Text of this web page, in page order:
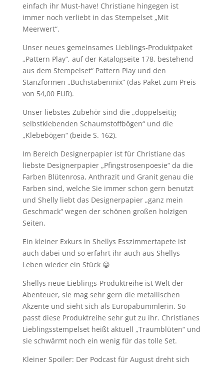
einfach ihr Must-have! Christiane hingegen ist
immer noch verliebt in das Stempelset „Mit
Meerwert“.
Unser neues gemeinsames Lieblings-Produktpaket
„Pattern Play“, auf der Katalogseite 178, bestehend
aus dem Stempelset“ Pattern Play und den
Stanzformen „Buchstabenmix“ (das Paket zum Preis
von 54,00 EUR).
Unser liebstes Zubehör sind die „doppelseitig
selbstklebenden Schaumstoffbögen“ und die
„Klebebögen“ (beide S. 162).
Im Bereich Designerpapier ist für Christiane das
liebste Designerpapier „Pfingstrosenpoesie“ da die
Farben Blütenrosa, Anthrazit und Granit genau die
Farben sind, welche Sie immer schon gern benutzt
und Shelly liebt das Designerpapier „ganz mein
Geschmack“ wegen der schönen großen holzigen
Seiten.
Ein kleiner Exkurs in Shellys Esszimmertapete ist
auch dabei und so erfahrt ihr auch aus Shellys
Leben wieder ein Stück 😀
Shellys neue Lieblings-Produktreihe ist Welt der
Abenteuer, sie mag sehr gern die metallischen
Akzente und sieht sich als Europabummlerin. So
passt diese Produktreihe sehr gut zu ihr. Christianes
Lieblingsstempelset heißt aktuell „Traumblüten“ und
sie schwärmt noch ein wenig für das tolle Set.
Kleiner Spoiler: Der Podcast für August dreht sich